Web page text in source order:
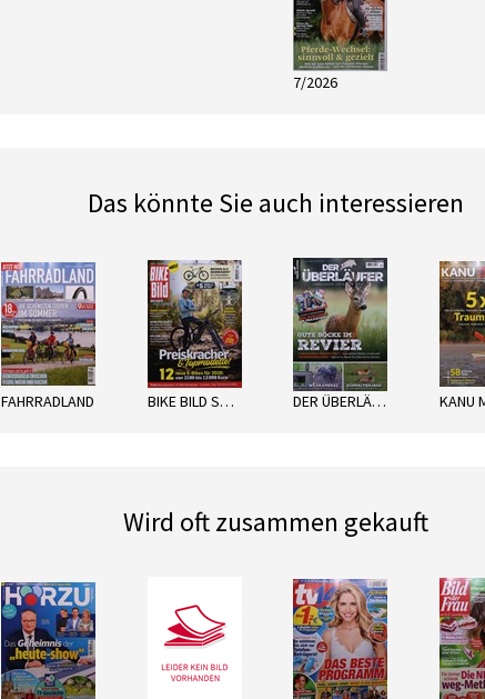
7/2026
Das könnte Sie auch interessieren
FAHRRADLAND BIKE BILD SPEZIAL DER ÜBERLÄUFER
next
Wird oft zusammen gekauft
next